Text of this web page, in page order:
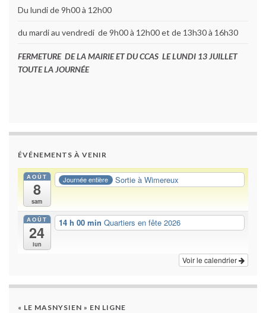
Du lundi de 9h00 à 12h00
du mardi au vendredi de 9h00 à 12h00 et de 13h30 à 16h30
FERMETURE DE LA MAIRIE ET DU CCAS LE LUNDI 13 JUILLET
TOUTE LA JOURNÉE
ÉVÉNEMENTS À VENIR
AOÛT
8
sam
Journée entière Sortie à Wimereux
AOÛT
24
lun
14 h 00 min Quartiers en fête 2026
Voir le calendrier
« LE MASNYSIEN » EN LIGNE